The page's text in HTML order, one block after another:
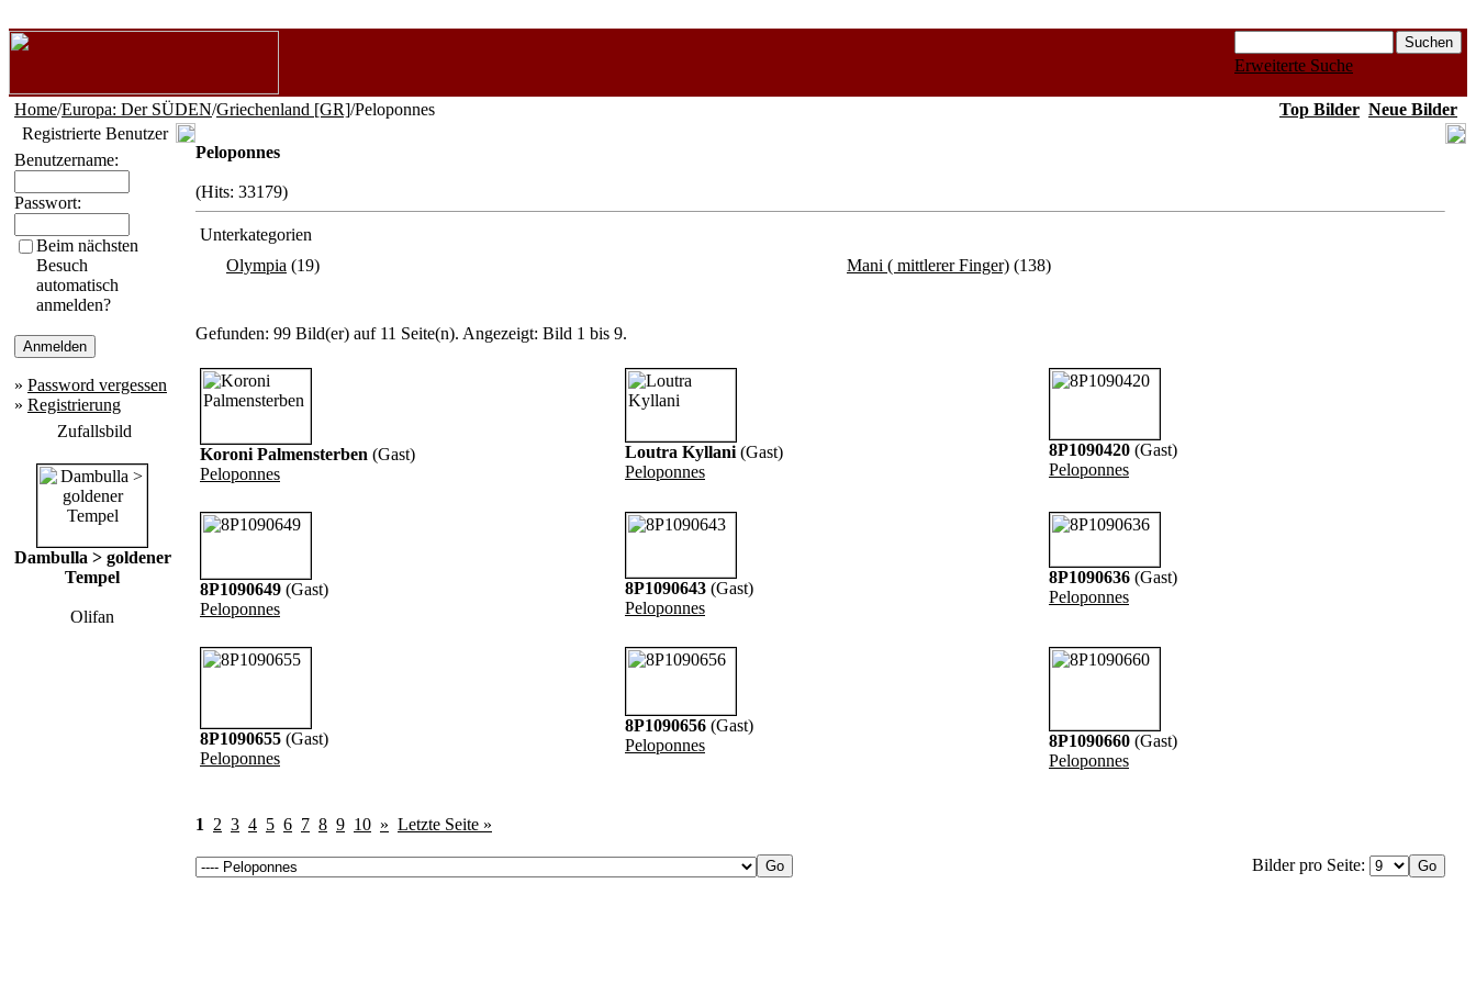
Erweiterte Suche
Home/Europa: Der SÜDEN/Griechenland [GR]/Peloponnes Top Bilder Neue Bilder
Registrierte Benutzer
Benutzername:
Passwort:
Beim nächsten
Besuch
automatisch
anmelden?
» Password vergessen
» Registrierung
Zufallsbild
Dambulla > goldener
Tempel
Olifan
Peloponnes
(Hits: 33179)
Unterkategorien
Olympia (19) Mani ( mittlerer Finger) (138)
Gefunden: 99 Bild(er) auf 11 Seite(n). Angezeigt: Bild 1 bis 9.
Koroni Palmensterben (Gast)
Peloponnes
Loutra Kyllani (Gast)
Peloponnes
8P1090420 (Gast)
Peloponnes
8P1090649 (Gast)
Peloponnes
8P1090643 (Gast)
Peloponnes
8P1090636 (Gast)
Peloponnes
8P1090655 (Gast)
Peloponnes
8P1090656 (Gast)
Peloponnes
8P1090660 (Gast)
Peloponnes
1 2 3 4 5 6 7 8 9 10 » Letzte Seite »
Bilder pro Seite: